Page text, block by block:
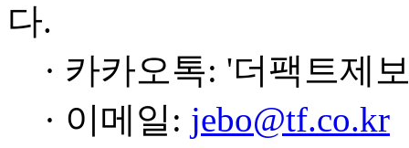
다.
· 카카오톡: '더팩트제
· 이메일: jebo@tf.co.kr